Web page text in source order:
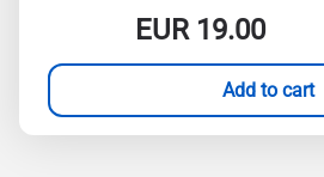
EUR19.00
Add to cart